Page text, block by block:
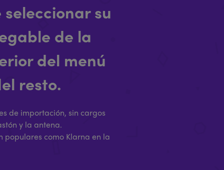
su
de la
del menú
resto.
de importación, sin cargos
y la antena.
populares como Klarna en la